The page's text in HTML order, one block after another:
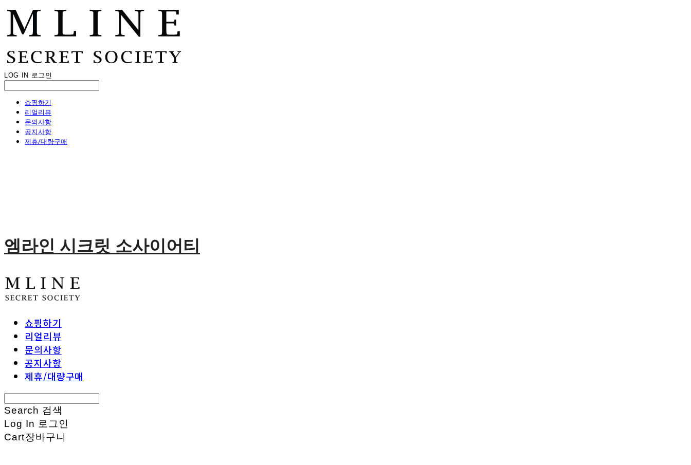
LOG IN 로그인
쇼핑하기
리얼리뷰
문의사항
공지사항
제휴/대량구매
엠라인 시크릿 소사이어티
쇼핑하기
리얼리뷰
문의사항
공지사항
제휴/대량구매
Search 검색
Log In 로그인
Cart장바구니